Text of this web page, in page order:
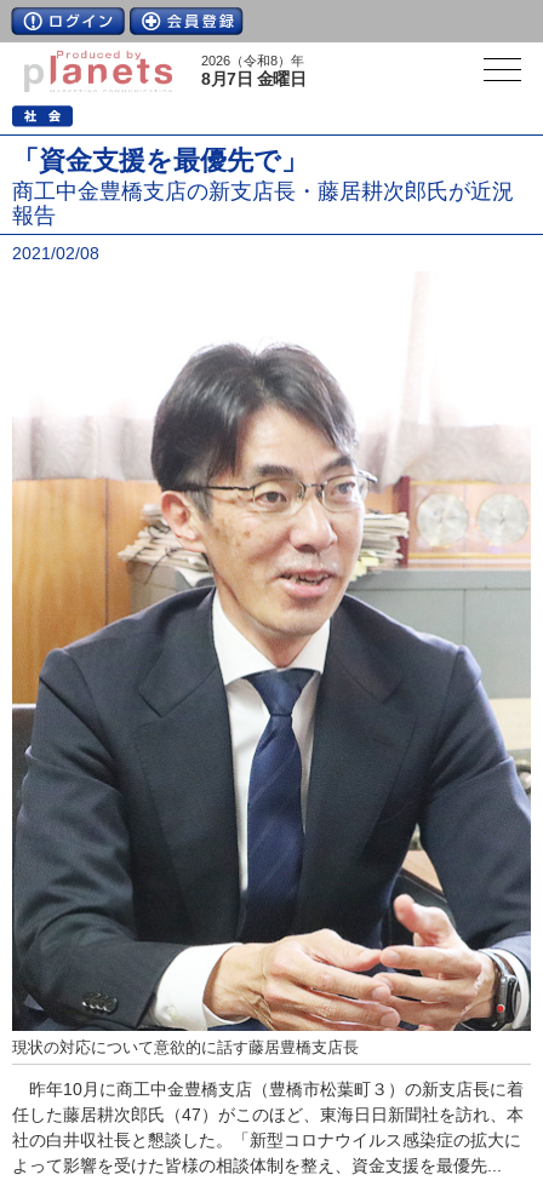
2026（令和8）年
8月7日 金曜日
「資金支援を最優先で」
商工中金豊橋支店の新支店長・藤居耕次郎氏が近況
報告
2021/02/08
現状の対応について意欲的に話す藤居豊橋支店長
昨年10月に商工中金豊橋支店（豊橋市松葉町３）の新支店長に着
任した藤居耕次郎氏（47）がこのほど、東海日日新聞社を訪れ、本
社の白井収社長と懇談した。「新型コロナウイルス感染症の拡大に
よって影響を受けた皆様の相談体制を整え、資金支援を最優先...